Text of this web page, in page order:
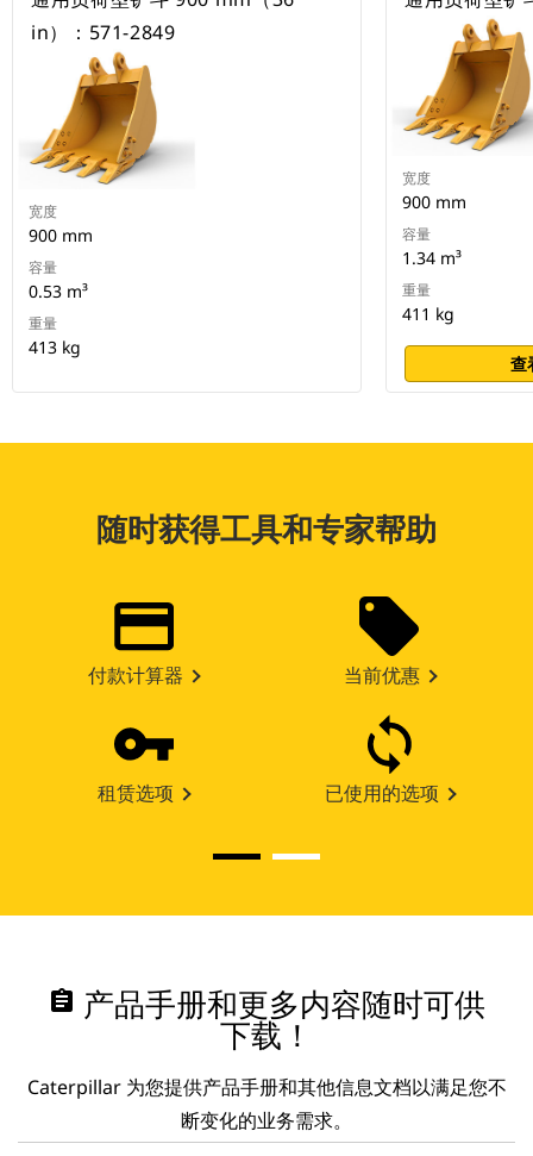
in）：571-2849
宽度
900 mm
容量
0.53 m³
重量
413 kg
宽度
900 mm
容量
1.34 m³
重量
411 kg
查
随时获得工具和专家帮助
付款计算器 当前优惠
租赁选项 已使用的选项
assignment 产品手册和更多内容随时可供
下载！
Caterpillar 为您提供产品手册和其他信息文档以满足您不
断变化的业务需求。